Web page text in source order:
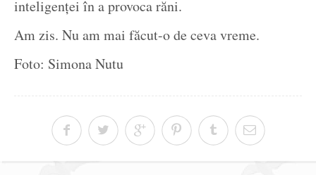
inteligenței în a provoca răni.
Am zis. Nu am mai făcut-o de ceva vreme.
Foto: Simona Nutu